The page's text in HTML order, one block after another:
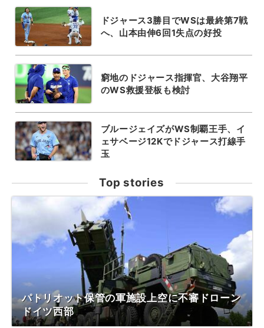
ドジャース3勝目でWSは最終第7戦
へ、山本由伸6回1失点の好投
窮地のドジャース指揮官、大谷翔平
のWS救援登板も検討
ブルージェイズがWS制覇王手、イ
ェサベージ12Kでドジャース打線手
玉
Top stories
パトリオット保管の軍施設上空に不審ドローン
ドイツ西部